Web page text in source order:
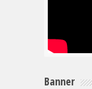
Banner